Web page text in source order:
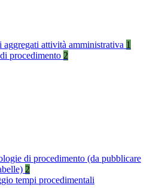
aggregati attività amministrativa 1
procedimento 2
di procedimento (da pubblicare
2
tempi procedimentali